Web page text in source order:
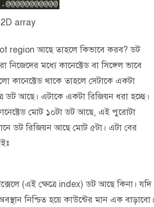
array
region আছে তাহলে কিভাবে করব? ডট
মধ্যে কানেক্টেড বা সিঙ্গেল ভাবে
কানেক্টেড থাকে তাহলে সেটাকে একটা
আছে। এটাকে একটা রিজিয়ন ধরা হচ্ছে।
মোট ১০টা ডট আছে, এই পুরোটা
ডট রিজিয়ন আছে মোট ৫টা। এটা বের
(এই ক্ষেত্রে index) ডট আছে কিনা। যদি
নিশ্চিত হয়ে কাউন্টের মান এক বাড়াবো।